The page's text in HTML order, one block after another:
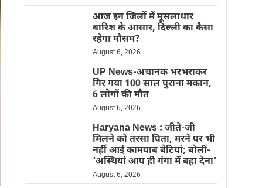
आज इन जिलों में मूसलाधार
बारिश के आसार, दिल्ली का कैसा
रहेगा मौसम?
August 6, 2026
UP News-अचानक भरभराकर
गिर गया 100 साल पुराना मकान,
6 लोगों की मौत
August 6, 2026
Haryana News : जीते-जी
मिलने को तरसा पिता, मरने पर भी
नहीं आईं कामयाब बेटियां; बोलीं-
‘अस्थियां आप ही गंगा में बहा देना’
August 6, 2026